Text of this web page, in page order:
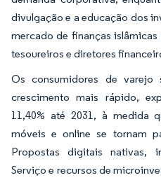
divulgação e a educação dos
mercado de finanças
tesoureiros e diretores
Os consumidores de
crescimento mais rápido,
11,40% até 2031, à medida
móveis e online se tornam
Propostas digitais nativas,
Serviço e recursos de